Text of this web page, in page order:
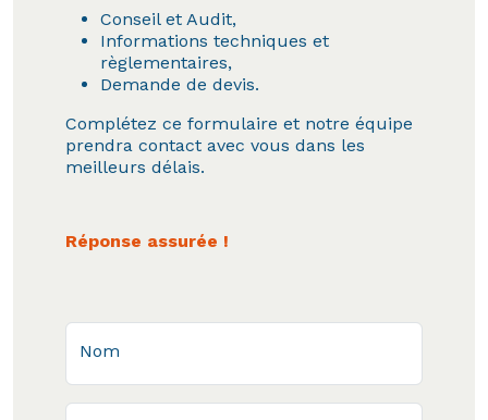
Conseil et Audit,
Informations techniques et
règlementaires,
Demande de devis.
Complétez ce formulaire et notre équipe
prendra contact avec vous dans les
meilleurs délais.
Réponse assurée !
Nom